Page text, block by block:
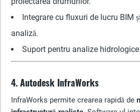
Integrare cu fluxuri de lucru BIM
analiză.
Suport pentru analize
4. Autodesk InfraWorks
InfraWorks permite crearea rapidă de